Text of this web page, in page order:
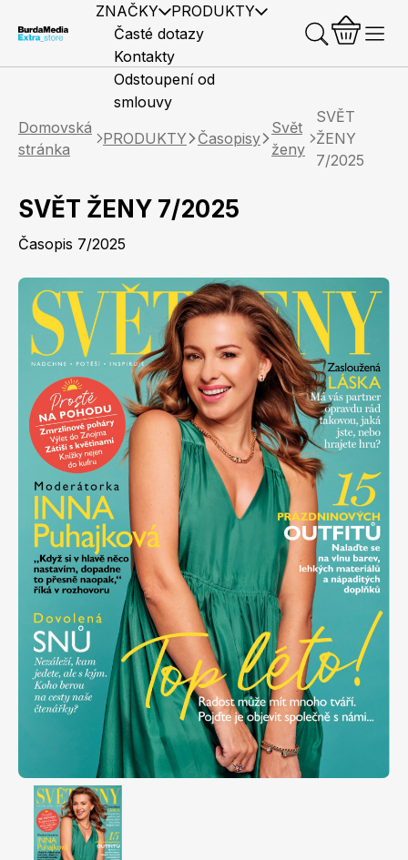
ZNAČKY PRODUKTY
Elle
Marianne
Apetit
Svět ženy
Elle Decoration
Marianne Bydlení
Marianne Venkov & styl
Naše krásná zahrada
Předplatné časopisů
Knihy Merch
Časté dotazy
Kontakty
Odstoupení od
smlouvy
Domovská
stránka
PRODUKTY Časopisy
Svět
ženy
SVĚT
ŽENY
7/2025
SVĚT ŽENY 7/2025
Časopis 7/2025